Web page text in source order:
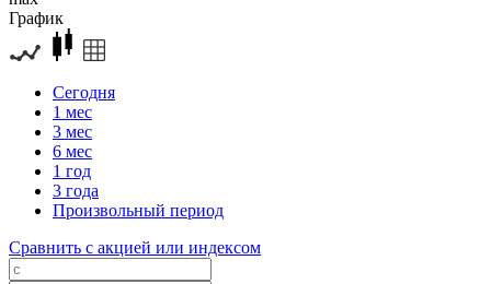
График
Сегодня
1 мес
3 мес
6 мес
1 год
3 года
Произвольный период
Сравнить с акцией или индексом